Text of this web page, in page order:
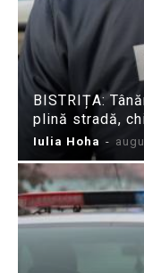
BISTRIȚA:
plină stradă,
Iulia Hoha -